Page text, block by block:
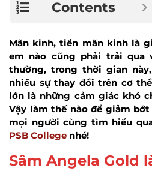
Contents
Mãn kinh, tiền mãn kinh là
em nào cũng phải trải qua
thường, trong thời gian
nhiều sự thay đổi trên cơ
lớn là những cảm giác khó
Vậy làm thế nào để giảm
mọi người cùng tìm hiểu
PSB College nhé!
Sâm Angela Gold